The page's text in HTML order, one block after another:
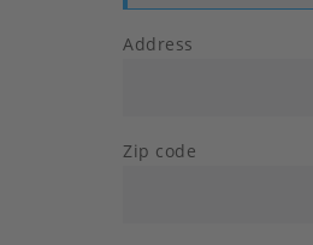
Address
Zip code